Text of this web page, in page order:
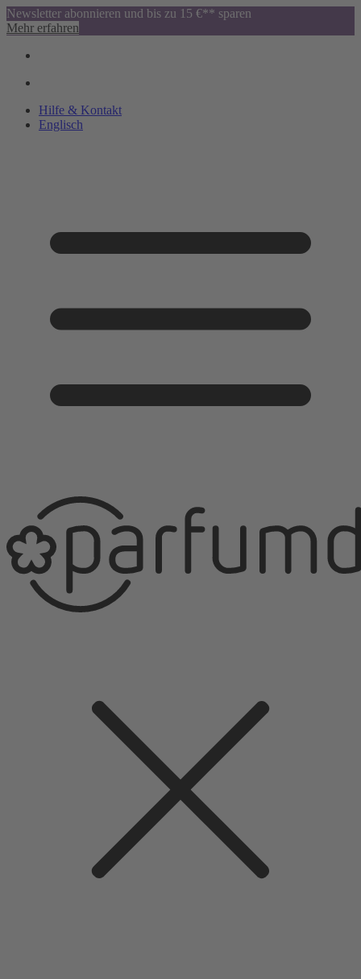
Newsletter abonnieren und bis zu 15 €** sparen
Mehr erfahren
Hilfe & Kontakt
Englisch